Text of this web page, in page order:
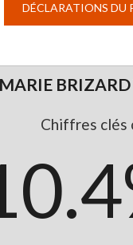
DÉCLARATIONS DU
MARIE
Chiffres clés